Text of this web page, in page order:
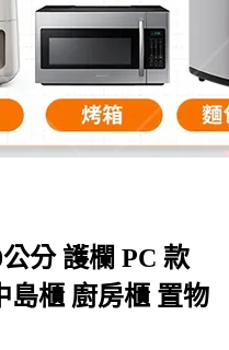
分 護欄 PC 款
島櫃 廚房櫃 置物